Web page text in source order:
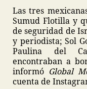
Las tres
Sumud Flotilla y
de seguridad de
y periodista; Sol
Paulina del
encontraban a
informó Global
cuenta de